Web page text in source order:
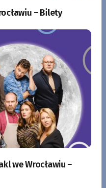
– Bilety
we Wrocławiu –